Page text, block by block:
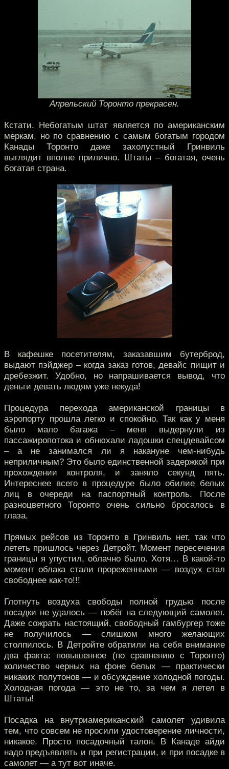
Апрельский Торонто прекрасен.
Кстати. Небогатым штат является по американским
меркам, но по сравнению с самым богатым городом
Канады Торонто даже захолустный Гринвиль
выглядит вполне прилично. Штаты – богатая, очень
богатая страна.
В кафешке посетителям, заказавшим бутерброд,
выдают пэйджер – когда заказ готов, девайс пищит и
дребезжит. Удобно, но напрашивается вывод, что
деньги девать людям уже некуда!
Процедура перехода американской границы в
аэропорту прошла легко и спокойно. Так как у меня
было мало багажа – меня выдернули из
пассажиропотока и обнюхали ладошки спецдевайсом
– а не занимался ли я накануне чем-нибудь
неприличным? Это было единственной задержкой при
прохождении контроля, и заняло секунд пять.
Интереснее всего в процедуре было обилие белых
лиц в очереди на паспортный контроль. После
разноцветного Торонто очень сильно бросалось в
глаза.
Прямых рейсов из Торонто в Гринвиль нет, так что
лететь пришлось через Детройт. Момент пересечения
границы я упустил, облачно было. Хотя… В какой-то
момент облака стали прореженными — воздух стал
свободнее как-то!!!
Глотнуть воздуха свободы полной грудью после
посадки не удалось — побёг на следующий самолет.
Даже сожрать настоящий, свободный гамбургер тоже
не получилось — слишком много желающих
столпилось. В Детройте обратили на себя внимание
два факта: повышенное (по сравнению с Торонто)
количество черных на фоне белых — практически
никаких полутонов — и обсуждение холодной погоды.
Холодная погода — это не то, за чем я летел в
Штаты!
Посадка на внутриамериканский самолет удивила
тем, что совсем не просили удостоверение личности,
никакое. Просто посадочный талон. В Канаде айди
надо предъявлять и при регистрации, и при посадке в
самолет — а тут вот иначе.